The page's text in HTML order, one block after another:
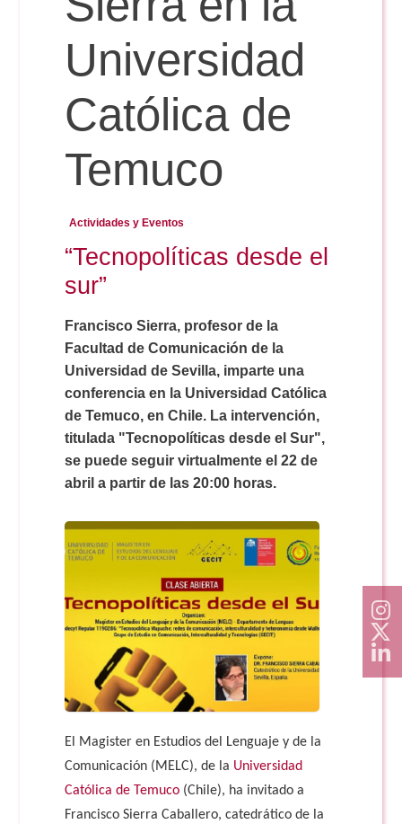
Reservas
Calendario Lectivo
Horarios
Publicidad y RR.PP
Comunicación Audiovisual
Exámenes Grado
Comunicación Audiovisual
Doble Grado PER/CAV
#miTFG
#YoPractico
Boletines
Universidad
Católica de
Temuco
Actividades y Eventos
“Tecnopolíticas desde el
sur”
Francisco Sierra, profesor de la
Facultad de Comunicación de la
Universidad de Sevilla, imparte una
conferencia en la Universidad Católica
de Temuco, en Chile. La intervención,
titulada "Tecnopolíticas desde el Sur",
se puede seguir virtualmente el 22 de
abril a partir de las 20:00 horas.
El Magister en Estudios del Lenguaje y de la
Comunicación (MELC), de la Universidad
Católica de Temuco (Chile), ha invitado a
Francisco Sierra Caballero, catedrático de la